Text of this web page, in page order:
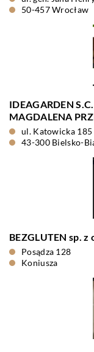
50-457 Wrocław
IDEAGARDEN
MAGDALENA
ul. Katowicka 185
43-300 Bielsko-
BEZGLUTEN sp. z
Posądza 128
Koniusza